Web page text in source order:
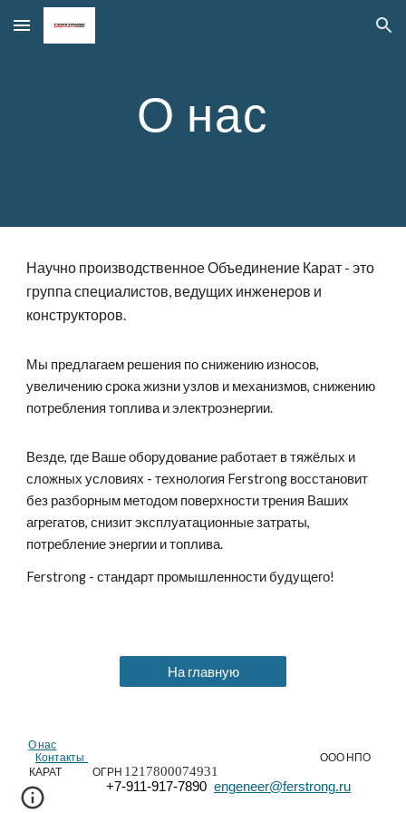
Skip to main content Skip to navigation
О нас
Научно производственное Объединение Карат - это
группа специалистов, ведущих инженеров и
конструкторов.
Мы предлагаем решения по снижению износов,
увеличению срока жизни узлов и механизмов, снижению
потребления топлива и электроэнергии.
Везде, где Ваше оборудование работает в тяжёлых и
сложных условиях - технология Ferstrong восстановит
без разборным методом поверхности трения Ваших
агрегатов, снизит эксплуатационные затраты,
потребление энергии и топлива.
Ferstrong - стандарт промышленности будущего!
На главную
О нас
Контакты
ООО НПО
КАРАТ ОГРН 1217800074931
+7-911-917-7890 engeneer@ferstrong.ru